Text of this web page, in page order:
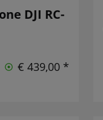
DJI RC-
€ 439,00 *